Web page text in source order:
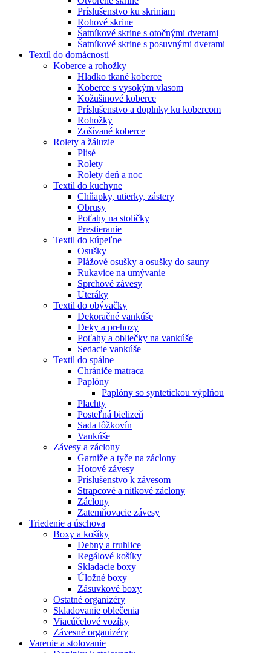
Príslušenstvo ku skriniam
Rohové skrine
Šatníkové skrine s otočnými dverami
Šatníkové skrine s posuvnými dverami
Textil do domácnosti
Koberce a rohožky
Hladko tkané koberce
Koberce s vysokým vlasom
Kožušinové koberce
Príslušenstvo a doplnky ku kobercom
Rohožky
Zošívané koberce
Rolety a žáluzie
Plisé
Rolety
Rolety deň a noc
Textil do kuchyne
Chňapky, utierky, zástery
Obrusy
Poťahy na stoličky
Prestieranie
Textil do kúpeľne
Osušky
Plážové osušky a osušky do sauny
Rukavice na umývanie
Sprchové závesy
Uteráky
Textil do obývačky
Dekoračné vankúše
Deky a prehozy
Poťahy a obliečky na vankúše
Sedacie vankúše
Textil do spálne
Chrániče matraca
Paplóny
Paplóny so syntetickou výplňou
Plachty
Posteľná bielizeň
Sada lôžkovín
Vankúše
Závesy a záclony
Garniže a tyče na záclony
Hotové závesy
Príslušenstvo k závesom
Strapcové a nitkové záclony
Záclony
Zatemňovacie závesy
Triedenie a úschova
Boxy a košíky
Debny a truhlice
Regálové košíky
Skladacie boxy
Úložné boxy
Zásuvkové boxy
Ostatné organizéry
Skladovanie oblečenia
Viacúčelové vozíky
Závesné organizéry
Varenie a stolovanie